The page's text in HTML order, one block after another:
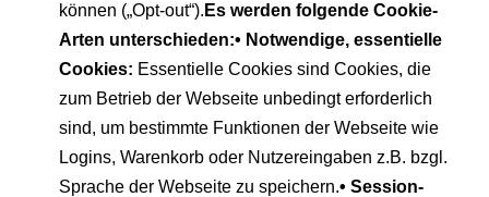
können („Opt-out“). Es werden folgende Cookie-
Arten unterschieden:• Notwendige, essentielle
Cookies: Essentielle Cookies sind Cookies, die
zum Betrieb der Webseite unbedingt erforderlich
sind, um bestimmte Funktionen der Webseite wie
Logins, Warenkorb oder Nutzereingaben z.B. bzgl.
Sprache der Webseite zu speichern.• Session-